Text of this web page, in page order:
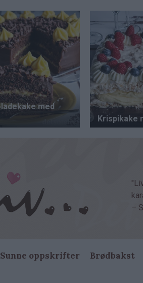
–
Sunne oppskrifter Brødbakst